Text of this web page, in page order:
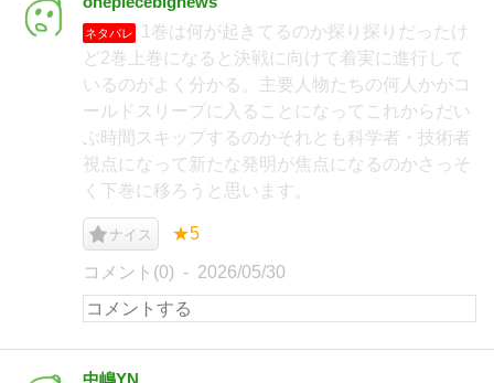
ネタバレ
1巻は何が起きてるのか探り探りだったけ
ど2巻上巻になると決戦に向けて着実に進行して
いるのがよく分かる。主要人物たちの何人かがコ
ールドスリープに入ることになってこれからだい
ぶ時間スキップするのかそれとも科学者・技術者
視点になって新たな発明が焦点になるのかさっそ
く下巻に移ろうと思います。
ナイス ★5
コメント(0) 2026/05/30
中嶋YN